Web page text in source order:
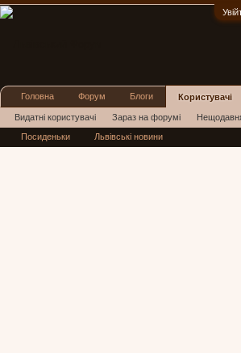
Головна Форум Блоги Користувачі
Видатні користувачі Зараз на форумі
Нові повідомлення профілю
Посиденьки Львівські новини